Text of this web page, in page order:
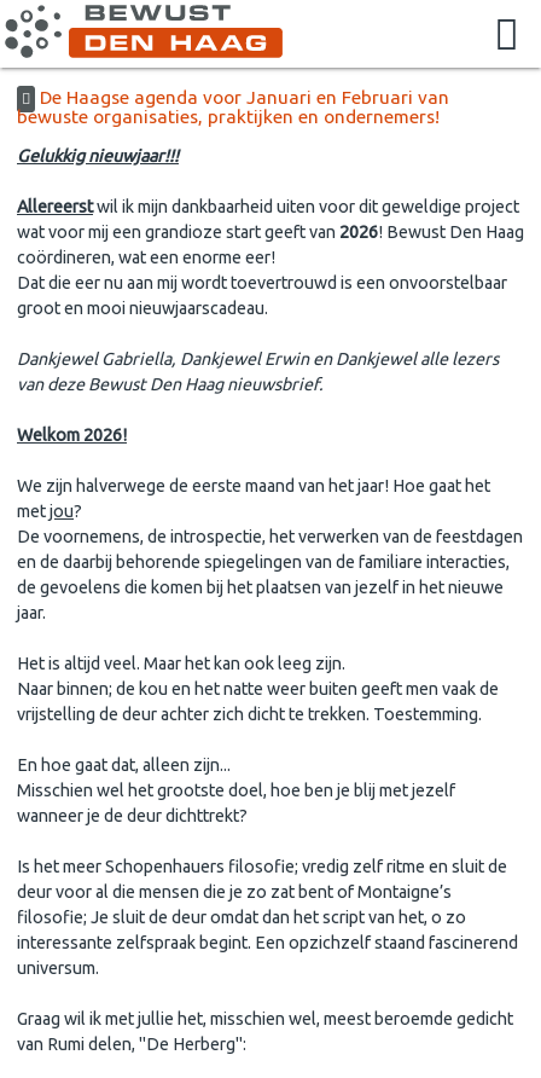
De Haagse agenda voor Januari en Februari van
bewuste organisaties, praktijken en ondernemers!
Gelukkig nieuwjaar!!!
Allereerstwil ik mijn dankbaarheid uiten voor dit geweldige project
wat voor mij een grandioze start geeft van 2026! Bewust Den Haag
coördineren, wat een enorme eer!
Dat die eer nu aan mij wordt toevertrouwd is een onvoorstelbaar
groot en mooi nieuwjaarscadeau.
Dankjewel Gabriella, Dankjewel Erwin en Dankjewel alle lezers
van deze Bewust Den Haag nieuwsbrief.
Welkom 2026!
We zijn halverwege de eerste maand van het jaar! Hoe gaat het
metjou?
De voornemens, de introspectie, het verwerken van de feestdagen
en de daarbij behorende spiegelingen van de familiare interacties,
de gevoelens die komen bij het plaatsen van jezelf in het nieuwe
jaar.
Het is altijd veel. Maar het kan ook leeg zijn.
Naar binnen; de kou en het natte weer buiten geeft men vaak de
vrijstelling de deur achter zich dicht te trekken. Toestemming.
En hoe gaat dat, alleen zijn...
Misschien wel het grootste doel, hoe ben je blij met jezelf
wanneer je de deur dichttrekt?
Is het meer Schopenhauers filosofie; vredig zelf ritme en sluit de
deur voor al die mensen die je zo zat bent of Montaigne’s
filosofie; Je sluit de deur omdat dan het script van het, o zo
interessante zelfspraak begint. Een opzichzelf staand fascinerend
universum.
Graag wil ik met jullie het, misschien wel, meest beroemde gedicht
van Rumi delen, "De Herberg":